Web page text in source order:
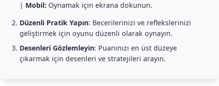
| Mobil: Oynamak için ekrana dokunun.
Düzenli Pratik Yapın: Becerilerinizi ve reflekslerinizi
geliştirmek için oyunu düzenli olarak oynayın.
Desenleri Gözlemleyin: Puanınızı en üst düzeye
çıkarmak için desenleri ve stratejileri arayın.